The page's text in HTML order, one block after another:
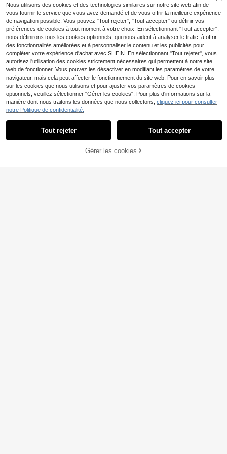
11
#Nuances de baies
DAZY Top décontracté
pour femmes, col rond, manches co
urtes, couleur unie
Entrepôt UE INAWLY Solva T-shirt à
manches courtes col V minimaliste
de couleur unie pour femmes
#2 BEST-SELLERS
AJOUTER AU PANIER
Nous utilisons des cookies et des technologies similaires sur notre site web afin de
vous fournir le service que vous avez demandé et de vous offrir la meilleure expérience
de navigation possible. Vous pouvez "Tout rejeter", "Tout accepter" ou définir vos
préférences de cookies à tout moment à votre choix. En sélectionnant "Tout accepter",
nous définirons tous les cookies optionnels, qui nous aident à analyser le trafic, à offrir
des fonctionnalités améliorées et à personnaliser le contenu et les publicités pour
compléter votre expérience d'achat avec SHEIN. En sélectionnant "Tout rejeter", vous
autorisez l'utilisation des cookies strictement nécessaires qui permettent à notre site
web de fonctionner. Vous pouvez les désactiver en modifiant les paramètres de votre
navigateur, mais cela peut affecter le fonctionnement du site web. Pour en savoir plus
sur les cookies que nous utilisons et pour ajuster vos paramètres de cookies
optionnels, veuillez sélectionner "Gérer les cookies". Pour plus d'informations sur la
manière dont nous traitons les données que nous collectons, cliquez ici pour consulter
notre Politique de confidentialité.
Tout rejeter Tout accepter
Gérer les cookies